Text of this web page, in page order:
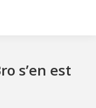
s’en est